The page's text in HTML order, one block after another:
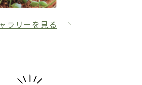
ラリーを見る